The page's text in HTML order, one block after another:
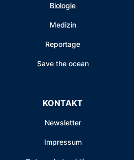
Biologie
Medizin
Reportage
Save the ocean
KONTAKT
Newsletter
Impressum